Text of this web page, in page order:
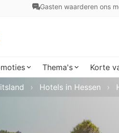
Gasten waarderen ons
Thema's Korte
Hotels in Hessen